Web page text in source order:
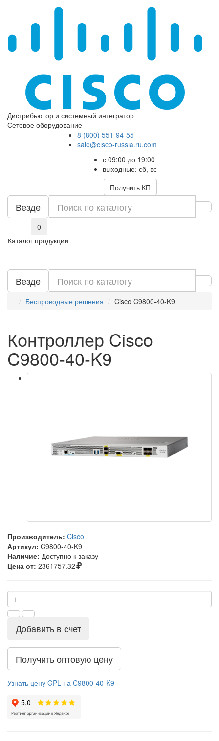
Дистрибьютор и системный интегратор
Сетевое оборудование
8 (800) 551-94-55
sale@cisco-russia.ru.com
с 09:00 до 19:00
выходные: сб, вс
Получить КП
Везде
0
Каталог продукции
Везде
Беспроводные решения Cisco C9800-40-K9
Контроллер Cisco
C9800-40-K9
Производитель: Cisco
Артикул: C9800-40-K9
Наличие: Доступно к заказу
Цена от: 2361757.32
Добавить в счет
Получить оптовую цену
Узнать цену GPL на C9800-40-K9